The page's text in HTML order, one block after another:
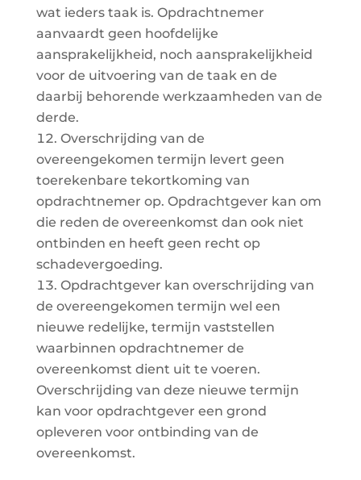
wat ieders taak is. Opdrachtnemer
aanvaardt geen hoofdelijke
aansprakelijkheid, noch aansprakelijkheid
voor de uitvoering van de taak en de
daarbij behorende werkzaamheden van de
derde.
Overschrijding van de
overeengekomen termijn levert geen
toerekenbare tekortkoming van
opdrachtnemer op. Opdrachtgever kan om
die reden de overeenkomst dan ook niet
ontbinden en heeft geen recht op
schadevergoeding.
Opdrachtgever kan overschrijding van
de overeengekomen termijn wel een
nieuwe redelijke, termijn vaststellen
waarbinnen opdrachtnemer de
overeenkomst dient uit te voeren.
Overschrijding van deze nieuwe termijn
kan voor opdrachtgever een grond
opleveren voor ontbinding van de
overeenkomst.